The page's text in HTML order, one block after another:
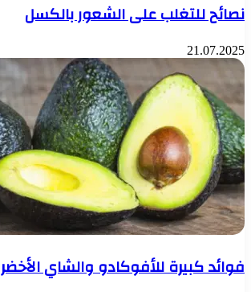
نصائح للتغلب على الشعور بالكسل
21.07.2025
فوائد كبيرة للأفوكادو والشاي الأخضر